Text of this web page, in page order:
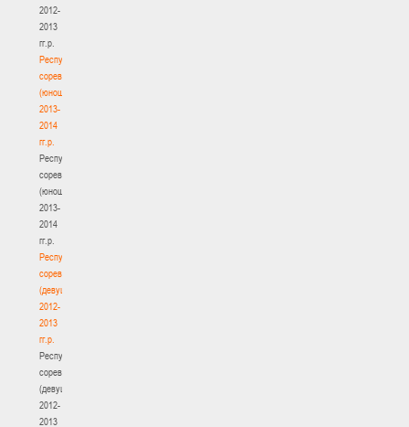
2012-
2013
гг.р.
Республиканские
соревнования
(юноши)
2013-
2014
гг.р.
Республиканские
соревнования
(юноши)
2013-
2014
гг.р.
Республиканские
соревнования
(девушки)
2012-
2013
гг.р.
Республиканские
соревнования
(девушки)
2012-
2013